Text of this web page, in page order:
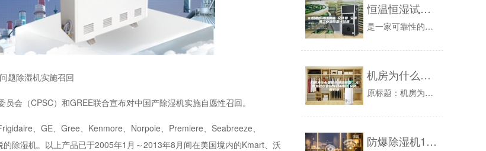
题除湿机实施召回
（CPSC）和GREE联合宣布对中国产除湿机实施自愿性召回。
、GE、Gree、Kenmore、Norpole、Premiere、Seabreeze、
除湿机。以上产品已于2005年1月～2013年8月间在美国境内的Kmart、沃
恒温恒湿试验箱 安诗曼 安诗曼工业温恒湿试验箱
是一家可靠性的制造商，我们专注于可靠性试验已有16余年，在此期间，我们竭尽所能，努力为客户提供完善的实验室规划方案，匹配合适的。恒温恒湿测试...
机房为什么要保持恒温恒湿，人类为此创造出那些科技？安诗曼分享
原标题：机房为什么要保持恒温恒湿，人类为此创造出那些科技？比分享信息时代对计算机机房提出更高的要求，机房是构成互联网信息的基础，是存储数据的...
防爆除湿机156L／D